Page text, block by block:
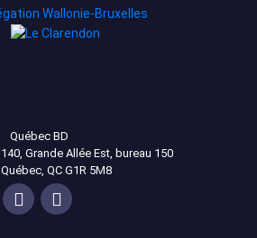
Québec BD
140, Grande Allée Est, bureau 150
Québec, QC G1R 5M8